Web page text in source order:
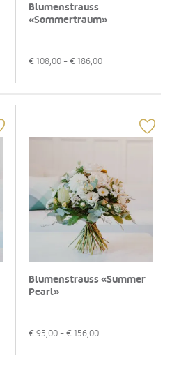
Blumenstrauss
«Sommertraum»
€ 108,00 - € 186,00
Blumenstrauss «Summer
Pearl»
€ 95,00 - € 156,00